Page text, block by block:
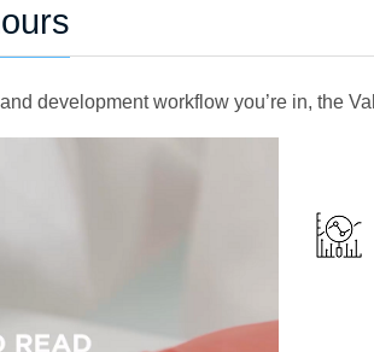
development workflow you’re in, the